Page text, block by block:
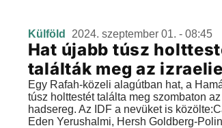
Külföld 2024. szeptember 01. - 08:45
Hat újabb túsz
találták meg az
Egy Rafah-közeli alagútban hat, a
túsz holttestét találta meg szombaton
hadsereg. Az IDF a nevüket is
Eden Yerushalmi, Hersh Goldberg-